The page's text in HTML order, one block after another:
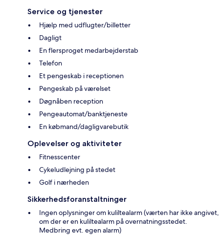
Service og tjenester
Hjælp med udflugter/billetter
Dagligt
En flersproget medarbejderstab
Telefon
Et pengeskab i receptionen
Pengeskab på værelset
Døgnåben reception
Pengeautomat/banktjeneste
En købmand/dagligvarebutik
Oplevelser og aktiviteter
Fitnesscenter
Cykeludlejning på stedet
Golf i nærheden
Sikkerhedsforanstaltninger
Ingen oplysninger om kuliltealarm (værten har ikke angivet,
om der er en kuliltealarm på overnatningsstedet.
Medbring evt. egen alarm)